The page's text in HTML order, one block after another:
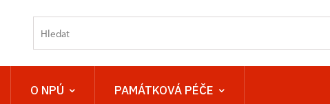
O NPÚ PAMÁTKOVÁ PÉČE